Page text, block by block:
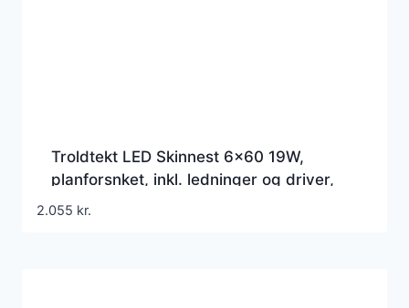
Troldtekt LED Skinnest 6×60 19W,
planforsnket, inkl. ledninger og driver,
tnd/sluk 4000K – Akustilight
2.055 kr.